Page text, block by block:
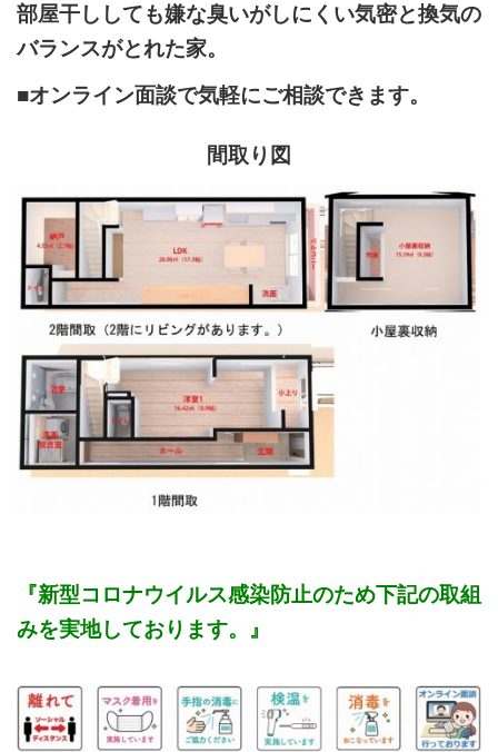
部屋干ししても嫌な臭いがしにくい気密と換気の
バランスがとれた家。
■オンライン面談で気軽にご相談できます。
間取り図
『新型コロナウイルス感染防止のため下記の取組
みを実地しております。』